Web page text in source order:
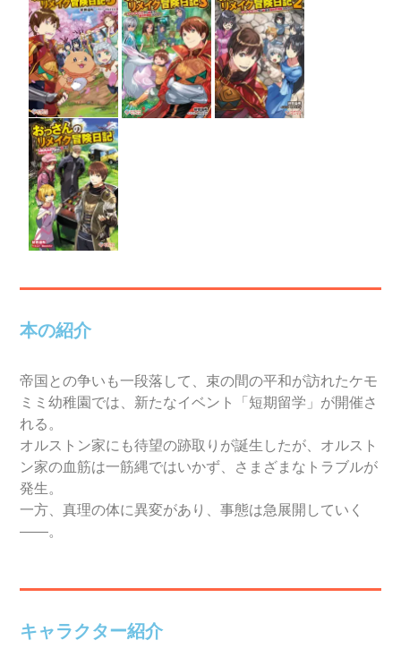
本の紹介
帝国との争いも一段落して、束の間の平和が訪れたケモ
ミミ幼稚園では、新たなイベント「短期留学」が開催さ
れる。
オルストン家にも待望の跡取りが誕生したが、オルスト
ン家の血筋は一筋縄ではいかず、さまざまなトラブルが
発生。
一方、真理の体に異変があり、事態は急展開していく
――。
キャラクター紹介